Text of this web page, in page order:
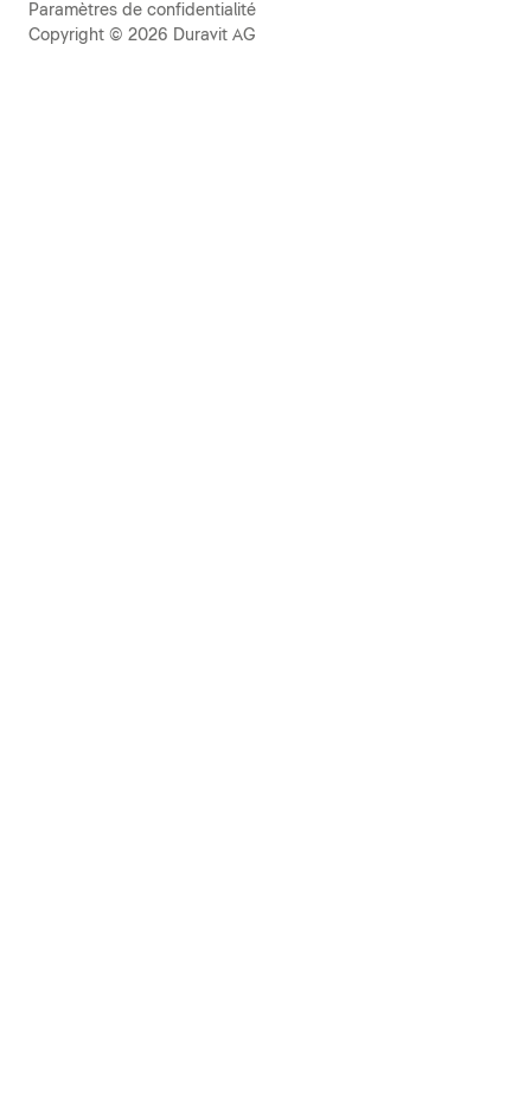
Paramètres de confidentialité
Copyright © 2026 Duravit AG